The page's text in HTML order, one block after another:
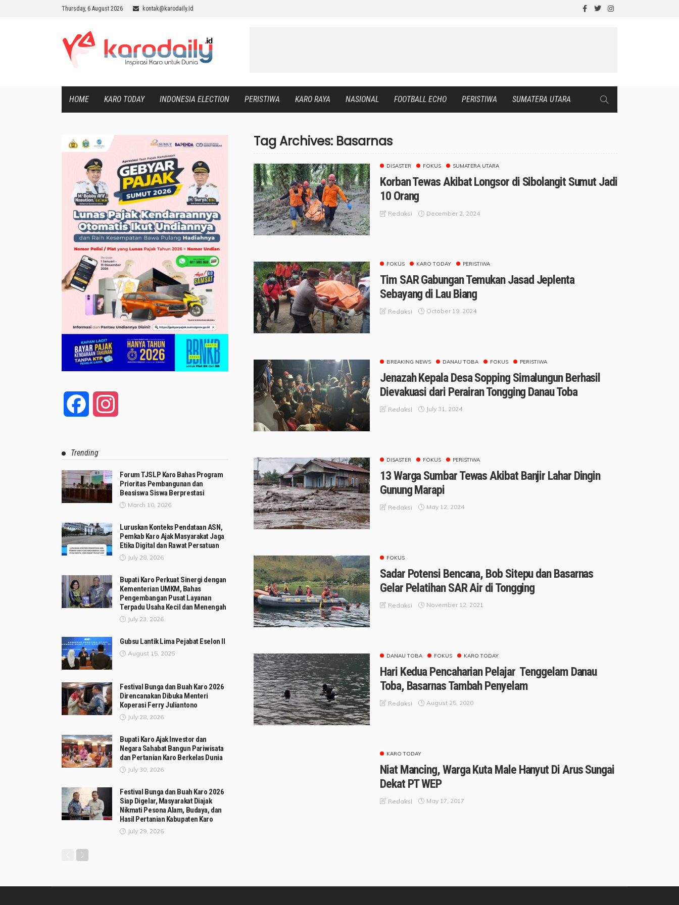
Thursday, 6 August 2026 kontak@karodaily.id
HOME KARO TODAY INDONESIA ELECTION PERISTIWA KARO RAYA NASIONAL FOOTBALL ECHO PERISTIWA SUMATERA UTARA
Tag Archives: Basarnas
DISASTER FOKUS SUMATERA UTARA
Korban Tewas Akibat Longsor di Sibolangit Sumut Jadi
10 Orang
Redaksi December 2, 2024
FOKUS KARO TODAY PERISTIWA
Tim SAR Gabungan Temukan Jasad Jeplenta
Sebayang di Lau Biang
Redaksi October 19, 2024
BREAKING NEWS DANAU TOBA FOKUS PERISTIWA
Jenazah Kepala Desa Sopping Simalungun Berhasil
Dievakuasi dari Perairan Tongging Danau Toba
Redaksi July 31, 2024
DISASTER FOKUS PERISTIWA
13 Warga Sumbar Tewas Akibat Banjir Lahar Dingin
Gunung Marapi
Redaksi May 12, 2024
FOKUS
Sadar Potensi Bencana, Bob Sitepu dan Basarnas
Gelar Pelatihan SAR Air di Tongging
Redaksi November 12, 2021
DANAU TOBA FOKUS KARO TODAY
Hari Kedua Pencaharian Pelajar Tenggelam Danau
Toba, Basarnas Tambah Penyelam
Redaksi August 25, 2020
KARO TODAY
Niat Mancing, Warga Kuta Male Hanyut Di Arus Sungai
Dekat PT WEP
Redaksi May 17, 2017
Facebook
Trending
Forum TJSLP Karo Bahas Program
Prioritas Pembangunan dan
Beasiswa Siswa Berprestasi
March 10, 2026
Luruskan Konteks Pendataan ASN,
Pemkab Karo Ajak Masyarakat Jaga
Etika Digital dan Rawat Persatuan
July 28, 2026
Bupati Karo Perkuat Sinergi dengan
Kementerian UMKM, Bahas
Pengembangan Pusat Layanan
Terpadu Usaha Kecil dan Menengah
July 23, 2026
Gubsu Lantik Lima Pejabat Eselon II
August 15, 2025
Festival Bunga dan Buah Karo 2026
Direncanakan Dibuka Menteri
Koperasi Ferry Juliantono
July 28, 2026
Bupati Karo Ajak Investor dan
Negara Sahabat Bangun Pariwisata
dan Pertanian Karo Berkelas Dunia
July 30, 2026
Festival Bunga dan Buah Karo 2026
Siap Digelar, Masyarakat Diajak
Nikmati Pesona Alam, Budaya, dan
Hasil Pertanian Kabupaten Karo
July 29, 2026